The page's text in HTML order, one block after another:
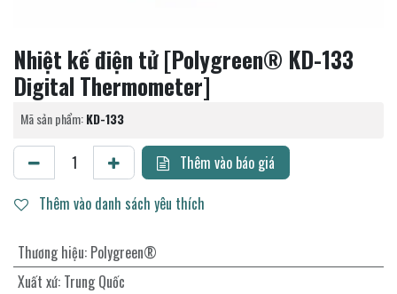
Nhiệt kế điện tử [Polygreen® KD-133
Digital Thermometer]
Mã sản phẩm:KD-133
Thêm vào báo giá
Thêm vào danh sách yêu thích
Thương hiệu: Polygreen®
Xuất xứ: Trung Quốc